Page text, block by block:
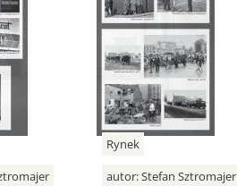
Rynek
autor:Stefan Sztromajer